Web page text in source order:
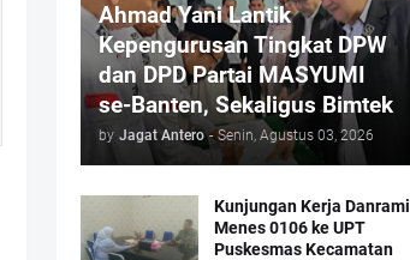
Ahmad Yani Lantik
Kepengurusan Tingkat DPW
dan DPD Partai MASYUMI
se-Banten, Sekaligus Bimtek
by Jagat Antero - Senin, Agustus 03, 2026
Kunjungan Kerja Danramil
Menes 0106 ke UPT
Puskesmas Kecamatan